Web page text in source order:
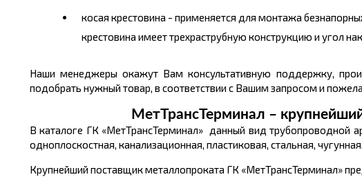
косая крестовина - применяется для монтажа
крестовина имеет трехраструбную конструкцию и угол
Наши менеджеры окажут Вам консультативную поддержку,
подобрать нужный товар, в соответствии с Вашим запросом и
МетТрансТерминал –
В каталоге ГК «МетТрансТерминал» данный вид трубопроводной
одноплоскостная, канализационная, пластиковая, стальная, чугунная.
Крупнейший поставщик металлопроката ГК «МетТрансТерминал»